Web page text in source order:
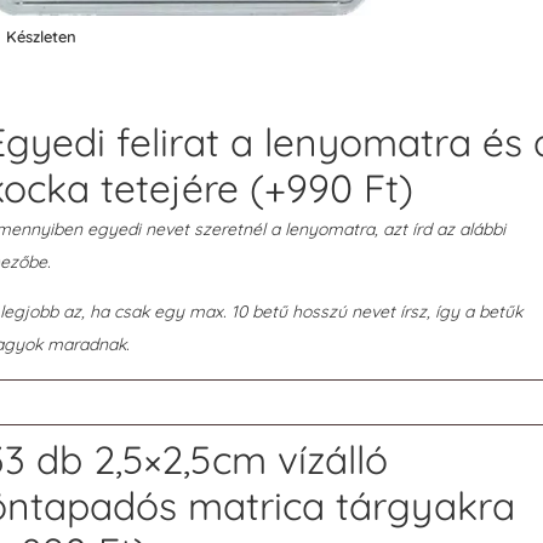
Készleten
felirat a lenyomatra és
tetejére (+990 Ft)
egyedi nevet szeretnél a lenyomatra, azt írd az alábbi
az, ha csak egy max. 10 betű hosszú nevet írsz, így a betűk
maradnak.
db 2,5×2,5cm vízálló
matrica tárgyakra